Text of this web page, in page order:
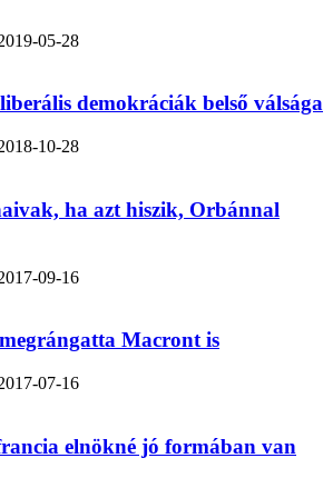
05-28
demokráciák belső válsága
10-28
ha azt hiszik, Orbánnal
09-16
Macront is
07-16
elnökné jó formában van